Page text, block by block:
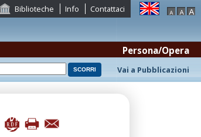
Biblioteche Info Contattaci
Persona/Opera
Vai a Pubblicazioni